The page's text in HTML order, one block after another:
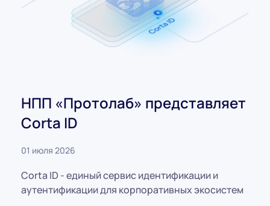
НПП «Протолаб» представляет
Corta ID
01 июля 2026
Corta ID - единый сервис идентификации и
аутентификации для корпоративных экосистем